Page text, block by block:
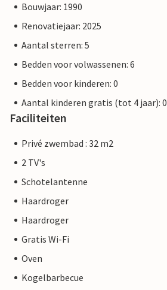
Bouwjaar: 1990
Renovatiejaar: 2025
Aantal sterren: 5
Bedden voor volwassenen: 6
Bedden voor kinderen: 0
Aantal kinderen gratis (tot 4 jaar): 0
Faciliteiten
Privé zwembad : 32 m2
2 TV's
Schotelantenne
Haardroger
Haardroger
Gratis Wi-Fi
Oven
Kogelbarbecue